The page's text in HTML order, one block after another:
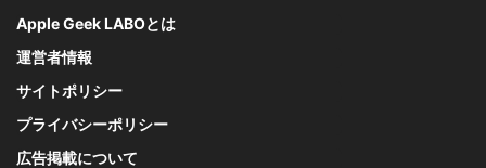
Apple Geek LABOとは
運営者情報
サイトポリシー
プライバシーポリシー
広告掲載について